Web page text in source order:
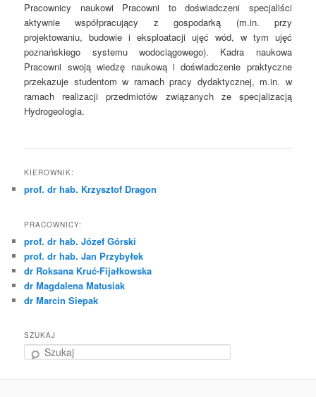
Pracownicy naukowi Pracowni to doświadczeni specjaliści
aktywnie współpracujący z gospodarką (m.in. przy
projektowaniu, budowie i eksploatacji ujęć wód, w tym ujęć
poznańskiego systemu wodociągowego). Kadra naukowa
Pracowni swoją wiedzę naukową i doświadczenie praktyczne
przekazuje studentom w ramach pracy dydaktycznej, m.in. w
ramach realizacji przedmiotów związanych ze specjalizacją
Hydrogeologia.
KIEROWNIK:
prof. dr hab. Krzysztof Dragon
PRACOWNICY:
prof. dr hab. Józef Górski
prof. dr hab. Jan Przybyłek
dr Roksana Kruć-Fijałkowska
dr Magdalena Matusiak
dr Marcin Siepak
SZUKAJ
u